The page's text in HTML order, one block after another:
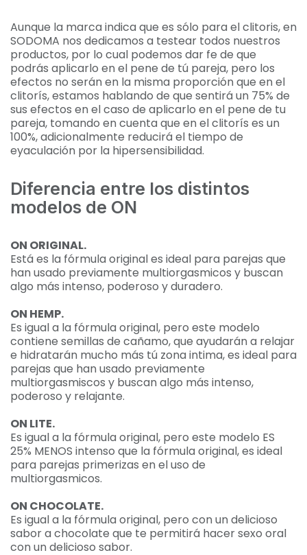
Aunque la marca indica que es sólo para el clitoris, en
SODOMA nos dedicamos a testear todos nuestros
productos, por lo cual podemos dar fe de que
podrás aplicarlo en el pene de tú pareja, pero los
efectos no serán en la misma proporción que en el
clitorís, estamos hablando de que sentirá un 75% de
sus efectos en el caso de aplicarlo en el pene de tu
pareja, tomando en cuenta que en el clitorís es un
100%, adicionalmente reducirá el tiempo de
eyaculación por la hipersensibilidad.
Diferencia entre los distintos
modelos de ON
ON ORIGINAL.
Está es la fórmula original es ideal para parejas que
han usado previamente multiorgasmicos y buscan
algo más intenso, poderoso y duradero.
ON HEMP.
Es igual a la fórmula original, pero este modelo
contiene semillas de cañamo, que ayudarán a relajar
e hidratarán mucho más tú zona intima, es ideal para
parejas que han usado previamente
multiorgasmiscos y buscan algo más intenso,
poderoso y relajante.
ON LITE.
Es igual a la fórmula original, pero este modelo ES
25% MENOS intenso que la fórmula original, es ideal
para parejas primerizas en el uso de
multiorgasmicos.
ON CHOCOLATE.
Es igual a la fórmula original, pero con un delicioso
sabor a chocolate que te permitirá hacer sexo oral
con un delicioso sabor.